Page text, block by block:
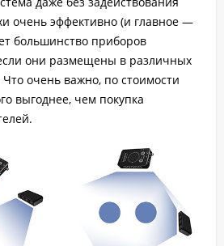
очень эффективно (и главное —
большинство приборов
они размещены в различных
очень важно, по стоимости
выгоднее, чем покупка